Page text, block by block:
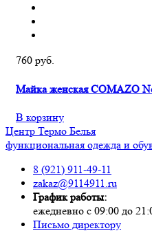
760 руб.
Майка женская COMAZO
В корзину
Центр Термо Белья
функциональная одежда и
8 (921) 911-49-11
zakaz@9114911.ru
График работы:
ежедневно с 09:00 до
Письмо директору